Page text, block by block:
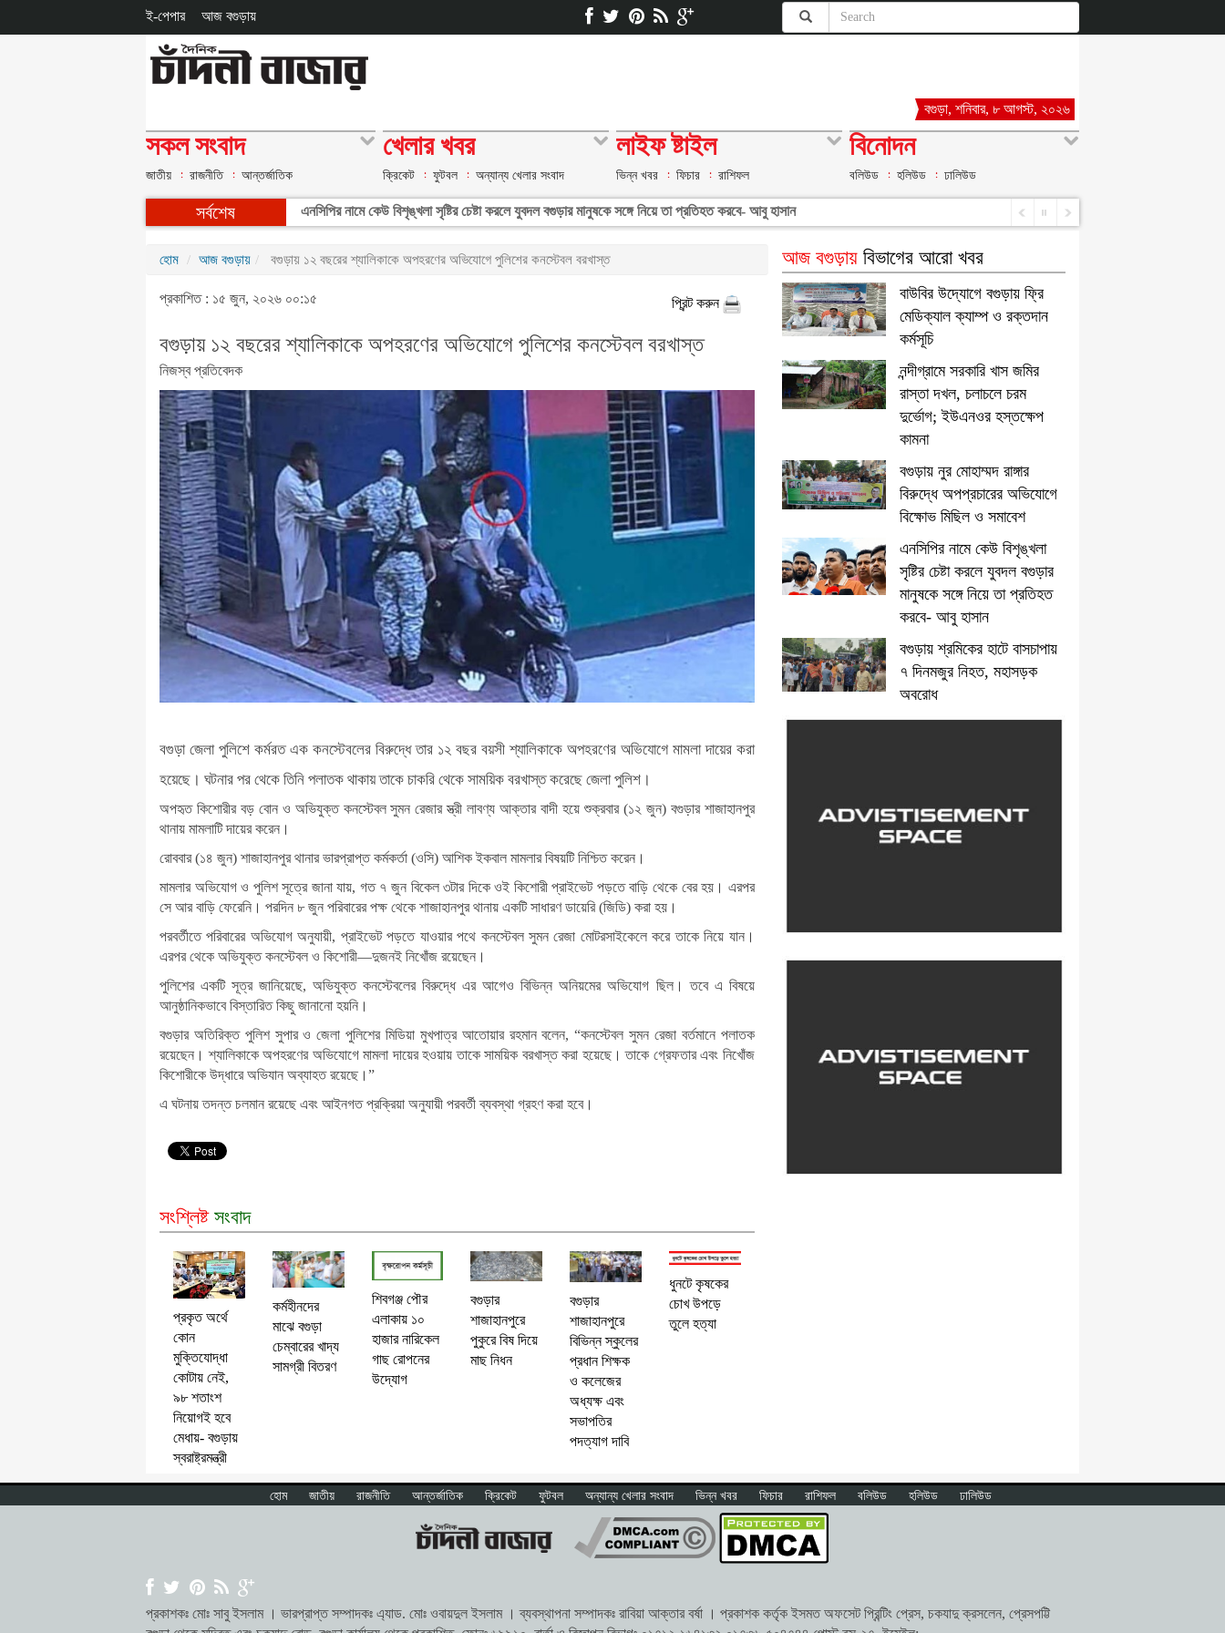
ই-পেপার আজ বগুড়ায়
বগুড়া, শনিবার, ৮ আগস্ট, ২০২৬
সকল সংবাদ
জাতীয় রাজনীতি আন্তর্জাতিক
খেলার খবর
ক্রিকেট ফুটবল অন্যান্য খেলার সংবাদ
লাইফ ষ্টাইল
ভিন্ন খবর ফিচার রাশিফল
বিনোদন
বলিউড হলিউড ঢালিউড
সর্বশেষ এনসিপির নামে কেউ বিশৃঙ্খলা সৃষ্টির চেষ্টা করলে যুবদল বগুড়ার মানুষকে সঙ্গে নিয়ে তা প্রতিহত করবে- আবু হাসান
হোম আজ বগুড়ায় বগুড়ায় ১২ বছরের শ্যালিকাকে অপহরণের অভিযোগে পুলিশের কনস্টেবল বরখাস্ত
প্রকাশিত : ১৫ জুন, ২০২৬ ০০:১৫ প্রিন্ট করুন
বগুড়ায় ১২ বছরের শ্যালিকাকে অপহরণের অভিযোগে পুলিশের কনস্টেবল বরখাস্ত
নিজস্ব প্রতিবেদক
বগুড়া জেলা পুলিশে কর্মরত এক কনস্টেবলের বিরুদ্ধে তার ১২ বছর বয়সী শ্যালিকাকে অপহরণের অভিযোগে মামলা দায়ের করা
হয়েছে। ঘটনার পর থেকে তিনি পলাতক থাকায় তাকে চাকরি থেকে সাময়িক বরখাস্ত করেছে জেলা পুলিশ।
অপহৃত কিশোরীর বড় বোন ও অভিযুক্ত কনস্টেবল সুমন রেজার স্ত্রী লাবণ্য আক্তার বাদী হয়ে শুক্রবার (১২ জুন) বগুড়ার শাজাহানপুর
থানায় মামলাটি দায়ের করেন।
রোববার (১৪ জুন) শাজাহানপুর থানার ভারপ্রাপ্ত কর্মকর্তা (ওসি) আশিক ইকবাল মামলার বিষয়টি নিশ্চিত করেন।
মামলার অভিযোগ ও পুলিশ সূত্রে জানা যায়, গত ৭ জুন বিকেল ৩টার দিকে ওই কিশোরী প্রাইভেট পড়তে বাড়ি থেকে বের হয়। এরপর
সে আর বাড়ি ফেরেনি। পরদিন ৮ জুন পরিবারের পক্ষ থেকে শাজাহানপুর থানায় একটি সাধারণ ডায়েরি (জিডি) করা হয়।
পরবর্তীতে পরিবারের অভিযোগ অনুযায়ী, প্রাইভেট পড়তে যাওয়ার পথে কনস্টেবল সুমন রেজা মোটরসাইকেলে করে তাকে নিয়ে যান।
এরপর থেকে অভিযুক্ত কনস্টেবল ও কিশোরী—দুজনই নিখোঁজ রয়েছেন।
পুলিশের একটি সূত্র জানিয়েছে, অভিযুক্ত কনস্টেবলের বিরুদ্ধে এর আগেও বিভিন্ন অনিয়মের অভিযোগ ছিল। তবে এ বিষয়ে
আনুষ্ঠানিকভাবে বিস্তারিত কিছু জানানো হয়নি।
বগুড়ার অতিরিক্ত পুলিশ সুপার ও জেলা পুলিশের মিডিয়া মুখপাত্র আতোয়ার রহমান বলেন, “কনস্টেবল সুমন রেজা বর্তমানে পলাতক
রয়েছেন। শ্যালিকাকে অপহরণের অভিযোগে মামলা দায়ের হওয়ায় তাকে সাময়িক বরখাস্ত করা হয়েছে। তাকে গ্রেফতার এবং নিখোঁজ
কিশোরীকে উদ্ধারে অভিযান অব্যাহত রয়েছে।”
এ ঘটনায় তদন্ত চলমান রয়েছে এবং আইনগত প্রক্রিয়া অনুযায়ী পরবর্তী ব্যবস্থা গ্রহণ করা হবে।
সংশ্লিষ্ট সংবাদ
প্রকৃত অর্থে
কোন
মুক্তিযোদ্ধা
কোটায় নেই,
৯৮ শতাংশ
নিয়োগই হবে
মেধায়- বগুড়ায়
স্বরাষ্ট্রমন্ত্রী
কর্মহীনদের
মাঝে বগুড়া
চেম্বারের খাদ্য
সামগ্রী বিতরণ
শিবগঞ্জ পৌর
এলাকায় ১০
হাজার নারিকেল
গাছ রোপনের
উদ্যোগ
বগুড়ার
শাজাহানপুরে
পুকুরে বিষ দিয়ে
মাছ নিধন
বগুড়ার
শাজাহানপুরে
বিভিন্ন স্কুলের
প্রধান শিক্ষক
ও কলেজের
অধ্যক্ষ এবং
সভাপতির
পদত্যাগ দাবি
ধুনটে কৃষকের
চোখ উপড়ে
তুলে হত্যা
আজ বগুড়ায়বিভাগের আরো খবর
বাউবির উদ্যোগে বগুড়ায় ফ্রি
মেডিক্যাল ক্যাম্প ও রক্তদান
কর্মসূচি
নন্দীগ্রামে সরকারি খাস জমির
রাস্তা দখল, চলাচলে চরম
দুর্ভোগ; ইউএনওর হস্তক্ষেপ
কামনা
বগুড়ায় নুর মোহাম্মদ রাঙ্গার
বিরুদ্ধে অপপ্রচারের অভিযোগে
বিক্ষোভ মিছিল ও সমাবেশ
এনসিপির নামে কেউ বিশৃঙ্খলা
সৃষ্টির চেষ্টা করলে যুবদল বগুড়ার
মানুষকে সঙ্গে নিয়ে তা প্রতিহত
করবে- আবু হাসান
বগুড়ায় শ্রমিকের হাটে বাসচাপায়
৭ দিনমজুর নিহত, মহাসড়ক
অবরোধ
হোম জাতীয় রাজনীতি আন্তর্জাতিক ক্রিকেট ফুটবল অন্যান্য খেলার সংবাদ ভিন্ন খবর ফিচার রাশিফল বলিউড হলিউড ঢালিউড
প্রকাশকঃ মোঃ সাবু ইসলাম । ভারপ্রাপ্ত সম্পাদকঃ এ্যাড. মোঃ ওবায়দুল ইসলাম । ব্যবস্থাপনা সম্পাদকঃ রাবিয়া আক্তার বর্ষা । প্রকাশক কর্তৃক ইসমত অফসেট প্রিন্টিং প্রেস, চকযাদু ক্রসলেন, প্রেসপট্টি